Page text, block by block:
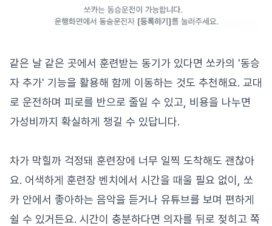
같은 날 같은 곳에서 훈련받는 동기가 있다면 쏘카의 '동승
자 추가' 기능을 활용해 함께 이동하는 것도 추천해요. 교대
로 운전하며 피로를 반으로 줄일 수 있고, 비용을 나누면
가성비까지 확실하게 챙길 수 있답니다.
차가 막힐까 걱정돼 훈련장에 너무 일찍 도착해도 괜찮아
요. 어색하게 훈련장 벤치에서 시간을 때울 필요 없이, 쏘
카 안에서 좋아하는 음악을 듣거나 유튜브를 보며 편하게
쉴 수 있거든요. 시간이 충분하다면 의자를 뒤로 젖히고 쪽